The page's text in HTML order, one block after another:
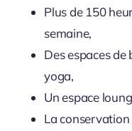
Plus de 150
semaine,
Des espaces
yoga,
Un espace
La conservation